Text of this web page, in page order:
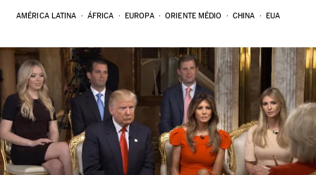
AMÉRICA LATINA ÁFRICA EUROPA ORIENTE MÉDIO CHINA EUA